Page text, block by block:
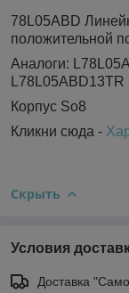
78L05ABD
положительной
Аналоги:
L78L05ABD13TR
Корпус So8
Кликни сюда -
Скрыть
Условия
Доставка